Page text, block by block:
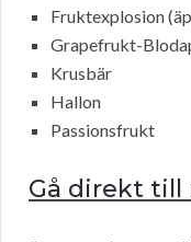
Fruktexplosion
Grapefrukt-
Krusbär
Hallon
Passionsfrukt
Gå direkt till